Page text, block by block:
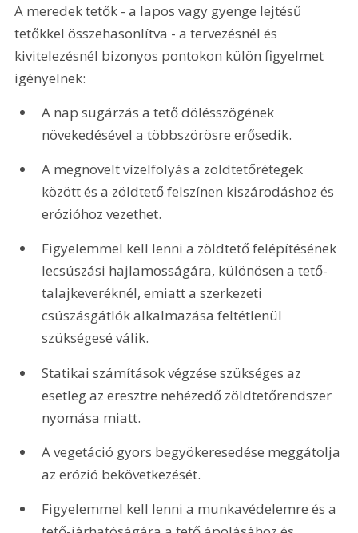
A meredek tetők - a lapos vagy gyenge lejtésű
tetőkkel összehasonlítva - a tervezésnél és
kivitelezésnél bizonyos pontokon külön figyelmet
igényelnek:
A nap sugárzás a tető dölésszögének
növekedésével a többszörösre erősedik.
A megnövelt vízelfolyás a zöldtetőrétegek
között és a zöldtető felszínen kiszárodáshoz és
erózióhoz vezethet.
Figyelemmel kell lenni a zöldtető felépítésének
lecsúszási hajlamosságára, különösen a tető-
talajkeveréknél, emiatt a szerkezeti
csúszásgátlók alkalmazása feltétlenül
szükségesé válik.
Statikai számítások végzése szükséges az
esetleg az eresztre nehézedő zöldtetőrendszer
nyomása miatt.
A vegetáció gyors begyökeresedése meggátolja
az erózió bekövetkezését.
Figyelemmel kell lenni a munkavédelemre és a